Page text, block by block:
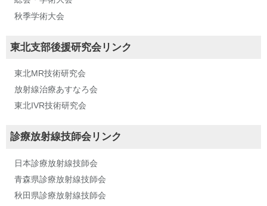
秋季学術大会
東北支部後援研究会リンク
東北MR技術研究会
放射線治療あすなろ会
東北IVR技術研究会
診療放射線技師会リンク
日本診療放射線技師会
青森県診療放射線技師会
秋田県診療放射線技師会